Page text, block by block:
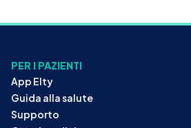
PER I PAZIENTI
App Elty
Guida alla salute
Supporto